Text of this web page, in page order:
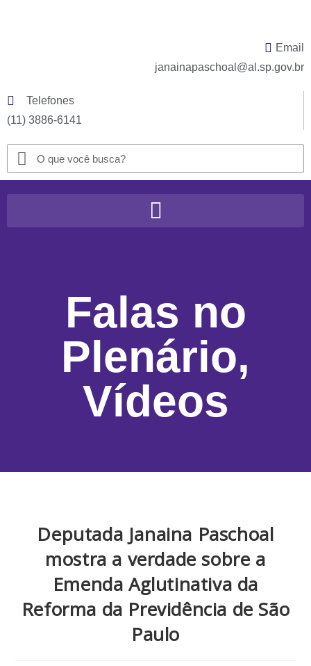
Email
janainapaschoal@al.sp.gov.br
Telefones
(11) 3886-6141
Falas no
Plenário,
Vídeos
Deputada Janaina Paschoal
mostra a verdade sobre a
Emenda Aglutinativa da
Reforma da Previdência de São
Paulo